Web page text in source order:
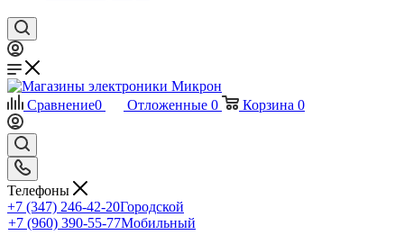
Сравнение0 Отложенные 0 Корзина 0
Телефоны
+7 (347) 246-42-20Городской
+7 (960) 390-55-77Мобильный